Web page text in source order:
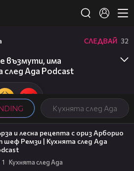
Кухнята след Ада
СЛЕДВАЙ 32
възмути, има
след Ада Podcast
и лесна рецепта с ориз Арборио
шеф Ремзи | Кухнята след Ада
1 Кухнята след Ада